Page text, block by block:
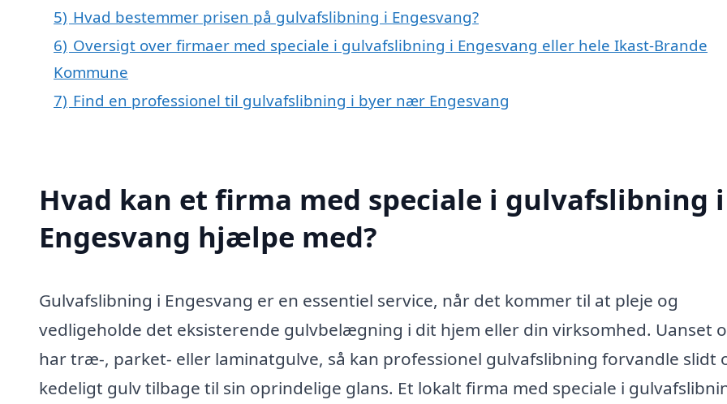
5) Hvad bestemmer prisen på gulvafslibning i Engesvang?
6) Oversigt over firmaer med speciale i gulvafslibning i Engesvang eller hele Ikast-Brande
Kommune
7) Find en professionel til gulvafslibning i byer nær Engesvang
Hvad kan et firma med speciale i gulvafslibning i
Engesvang hjælpe med?
Gulvafslibning i Engesvang er en essentiel service, når det kommer til at pleje og
vedligeholde det eksisterende gulvbelægning i dit hjem eller din virksomhed. Uanset
har træ-, parket- eller laminatgulve, så kan professionel gulvafslibning forvandle slidt
kedeligt gulv tilbage til sin oprindelige glans. Et lokalt firma med speciale i